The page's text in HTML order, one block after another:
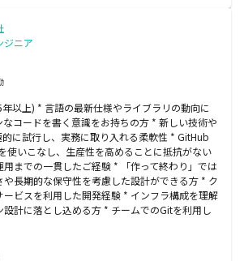
ジニア
以上) * 言語の最新仕様やライブラリの動向に
コードを書く意識をお持ちの方 * 新しい技術や
に試行し、実務に取り入れる柔軟性 * GitHub
使いこなし、生産性を高めることに抵抗がない
までの一貫したご経験 * 「作って終わり」では
や長期的な保守性を考慮した設計ができる方 * ク
ービスを利用した開発経験 * インフラ構成を理解
設計に落とし込める方 * チームでのGitを利用し